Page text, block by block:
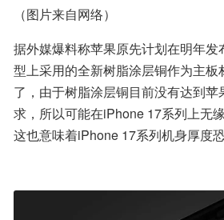
（图片来自网络）
据外媒爆料称苹果原先计划在明年
型上采用的全新树脂涂层铜作为主板
了，由于树脂涂层铜目前没有达到
求，所以可能在iPhone 17系列上无
这也意味着iPhone 17系列机身厚度